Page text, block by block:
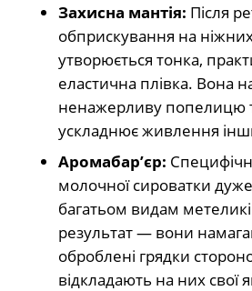
Захисна мантія: Після
обприскування на
утворюється тонка,
еластична плівка. Вона
ненажерливу попелицю
ускладнює живлення
Аромабар’єр:
молочної сироватки
багатьом видам
результат — вони
оброблені грядки
відкладають на них свої